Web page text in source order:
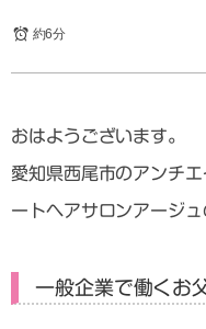
約6分
おはようございます。
愛知県西尾市のアンチ
ートヘアサロンアージュ
一般企業で働くお